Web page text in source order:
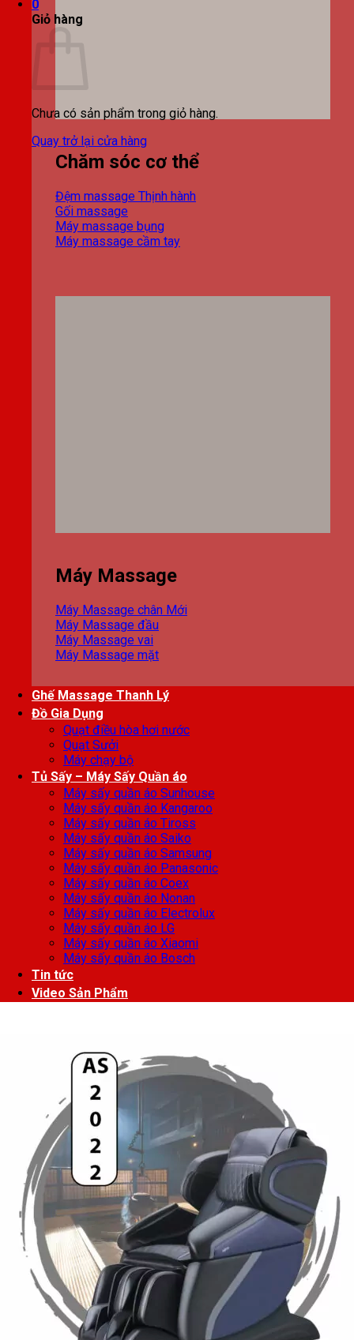
0
Giỏ hàng
Chưa có sản phẩm trong giỏ hàng.
Quay trở lại cửa hàng
Chăm sóc cơ thể
Đệm massage
Gối massage
Máy massage bụng
Máy massage cầm tay
Máy Massage
Máy Massage chân
Máy Massage đầu
Máy Massage vai
Máy Massage mặt
Ghế Massage Thanh Lý
Đồ Gia Dụng
Quạt điều hòa hơi nước
Quạt Sưởi
Máy chạy bộ
Tủ Sấy – Máy Sấy Quần áo
Máy sấy quần áo Sunhouse
Máy sấy quần áo Kangaroo
Máy sấy quần áo Tiross
Máy sấy quần áo Saiko
Máy sấy quần áo Samsung
Máy sấy quần áo Panasonic
Máy sấy quần áo Coex
Máy sấy quần áo Nonan
Máy sấy quần áo Electrolux
Máy sấy quần áo LG
Máy sấy quần áo Xiaomi
Máy sấy quần áo Bosch
Tin tức
Video Sản Phẩm